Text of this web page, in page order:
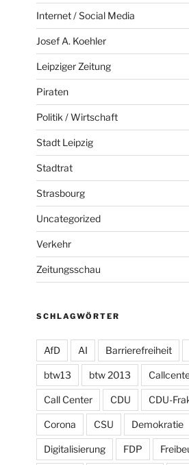
Internet / Social Media
Josef A. Koehler
Leipziger Zeitung
Piraten
Politik / Wirtschaft
Stadt Leipzig
Stadtrat
Strasbourg
Uncategorized
Verkehr
Zeitungsschau
SCHLAGWÖRTER
AfD AI Barrierefreiheit
btw13 btw 2013
Call Center CDU CDU-
Corona CSU Demokratie
Digitalisierung FDP